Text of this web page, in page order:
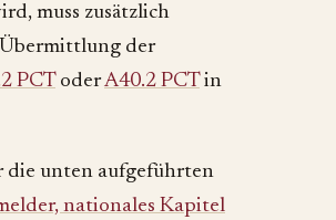
muss zusätzlich
Übermittlung der
PCToderA40.2 PCTin
die unten aufgeführten
nationales Kapitel